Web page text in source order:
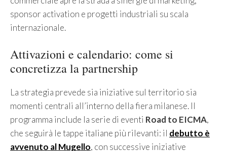
sponsor activation e progetti industriali su scala
internazionale.
Attivazioni e calendario: come si
concretizza la partnership
La strategia prevede sia iniziative sul territorio sia
momenti centrali all’interno della fiera milanese. Il
programma include la serie di eventi Road to EICMA,
che seguirà le tappe italiane più rilevanti: il debutto è
avvenuto al Mugello, con successive iniziative